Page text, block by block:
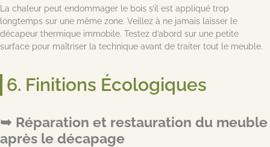
La chaleur peut endommager le bois s’il est appliqué trop
longtemps sur une même zone. Veillez à ne jamais laisser le
décapeur thermique immobile. Testez d’abord sur une petite
surface pour maîtriser la technique avant de traiter tout le meuble.
6. Finitions Écologiques
Réparation et restauration du meuble
après le décapage